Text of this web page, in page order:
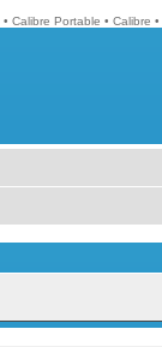
• Calibre Portable • Calibre •